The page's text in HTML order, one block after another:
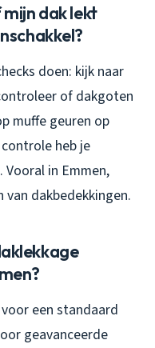
dak lekt
doen: kijk naar
of dakgoten
muffe geuren op
heb je
in Emmen,
dakbedekkingen.
een standaard
geavanceerde